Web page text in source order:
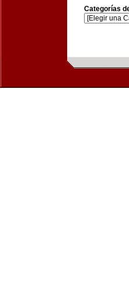
Categorías